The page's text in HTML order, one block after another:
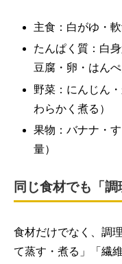
主食：白がゆ・
たんぱく質：白
豆腐・卵・はん
野菜：にんじん
わらかく煮る）
果物：バナナ・
量）
同じ食材でも「
食材だけでなく、調
て蒸す・煮る」「繊